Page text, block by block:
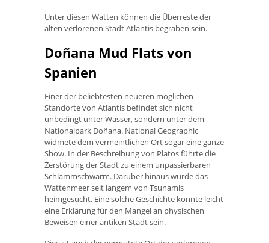
Unter diesen Watten können die Überreste der
alten verlorenen Stadt Atlantis begraben sein.
Doñana Mud Flats von
Spanien
Einer der beliebtesten neueren möglichen
Standorte von Atlantis befindet sich nicht
unbedingt unter Wasser, sondern unter dem
Nationalpark Doñana. National Geographic
widmete dem vermeintlichen Ort sogar eine ganze
Show. In der Beschreibung von Platos führte die
Zerstörung der Stadt zu einem unpassierbaren
Schlammschwarm. Darüber hinaus wurde das
Wattenmeer seit langem von Tsunamis
heimgesucht. Eine solche Geschichte könnte leicht
eine Erklärung für den Mangel an physischen
Beweisen einer antiken Stadt sein.